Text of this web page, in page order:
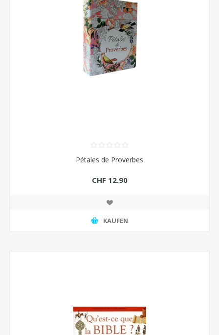
Pétales de Proverbes
CHF 12.90
KAUFEN